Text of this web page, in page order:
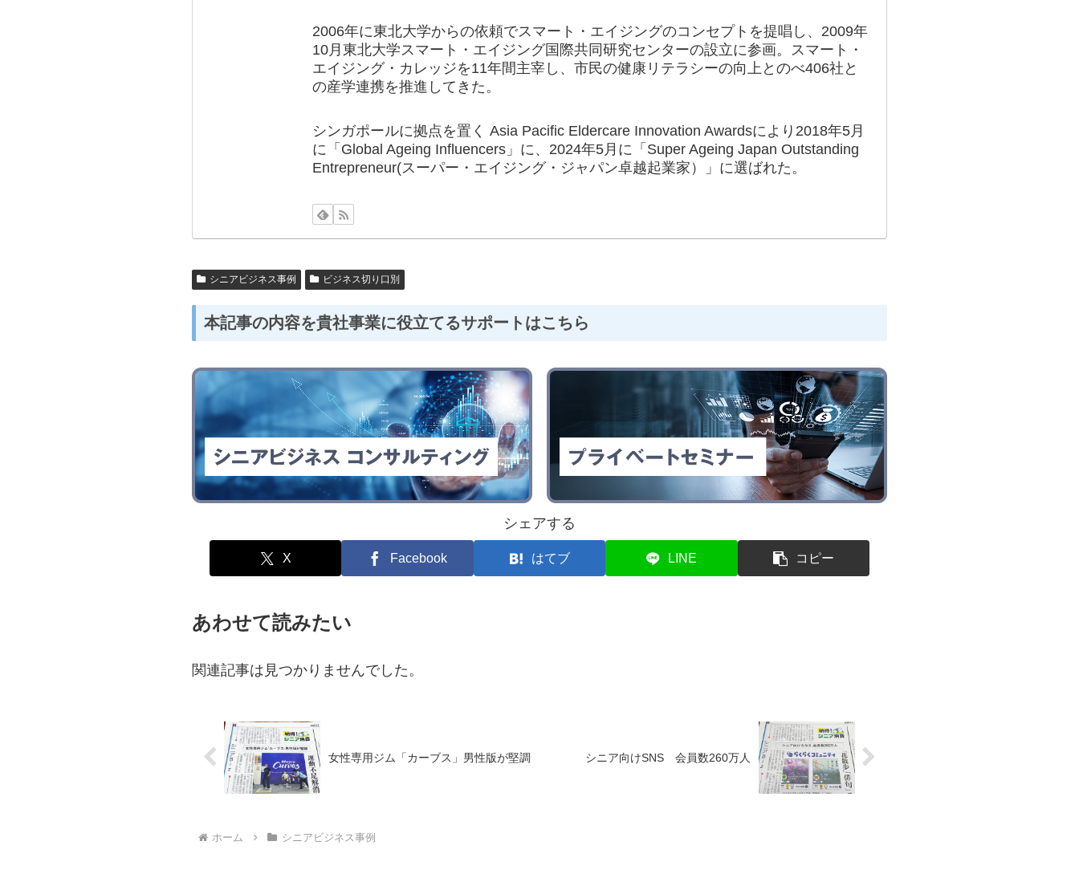
2006年に東北大学からの依頼でスマート・エイジングのコンセプトを提唱し、2009年
10月東北大学スマート・エイジング国際共同研究センターの設立に参画。スマート・
エイジング・カレッジを11年間主宰し、市民の健康リテラシーの向上とのべ406社と
の産学連携を推進してきた。
シンガポールに拠点を置く Asia Pacific Eldercare Innovation Awardsにより2018年5月
に「Global Ageing Influencers」に、2024年5月に「Super Ageing Japan Outstanding
Entrepreneur(スーパー・エイジング・ジャパン卓越起業家）」に選ばれた。
シニアビジネス事例 ビジネス切り口別
本記事の内容を貴社事業に役立てるサポートはこちら
シェアする
X Facebook はてブ LINE コピー
あわせて読みたい
関連記事は見つかりませんでした。
女性専用ジム「カーブス」男性版が堅調 シニア向けSNS 会員数260万人
ホーム シニアビジネス事例